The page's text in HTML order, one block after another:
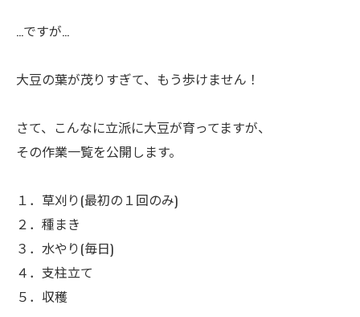
…ですが…
大豆の葉が茂りすぎて、もう歩けません！
ㅤさて、こんなに立派に大豆が育ってますが、
その作業一覧を公開します。
１．草刈り(最初の１回のみ)
２．種まき
３．水やり(毎日)
４．支柱立て
５．収穫